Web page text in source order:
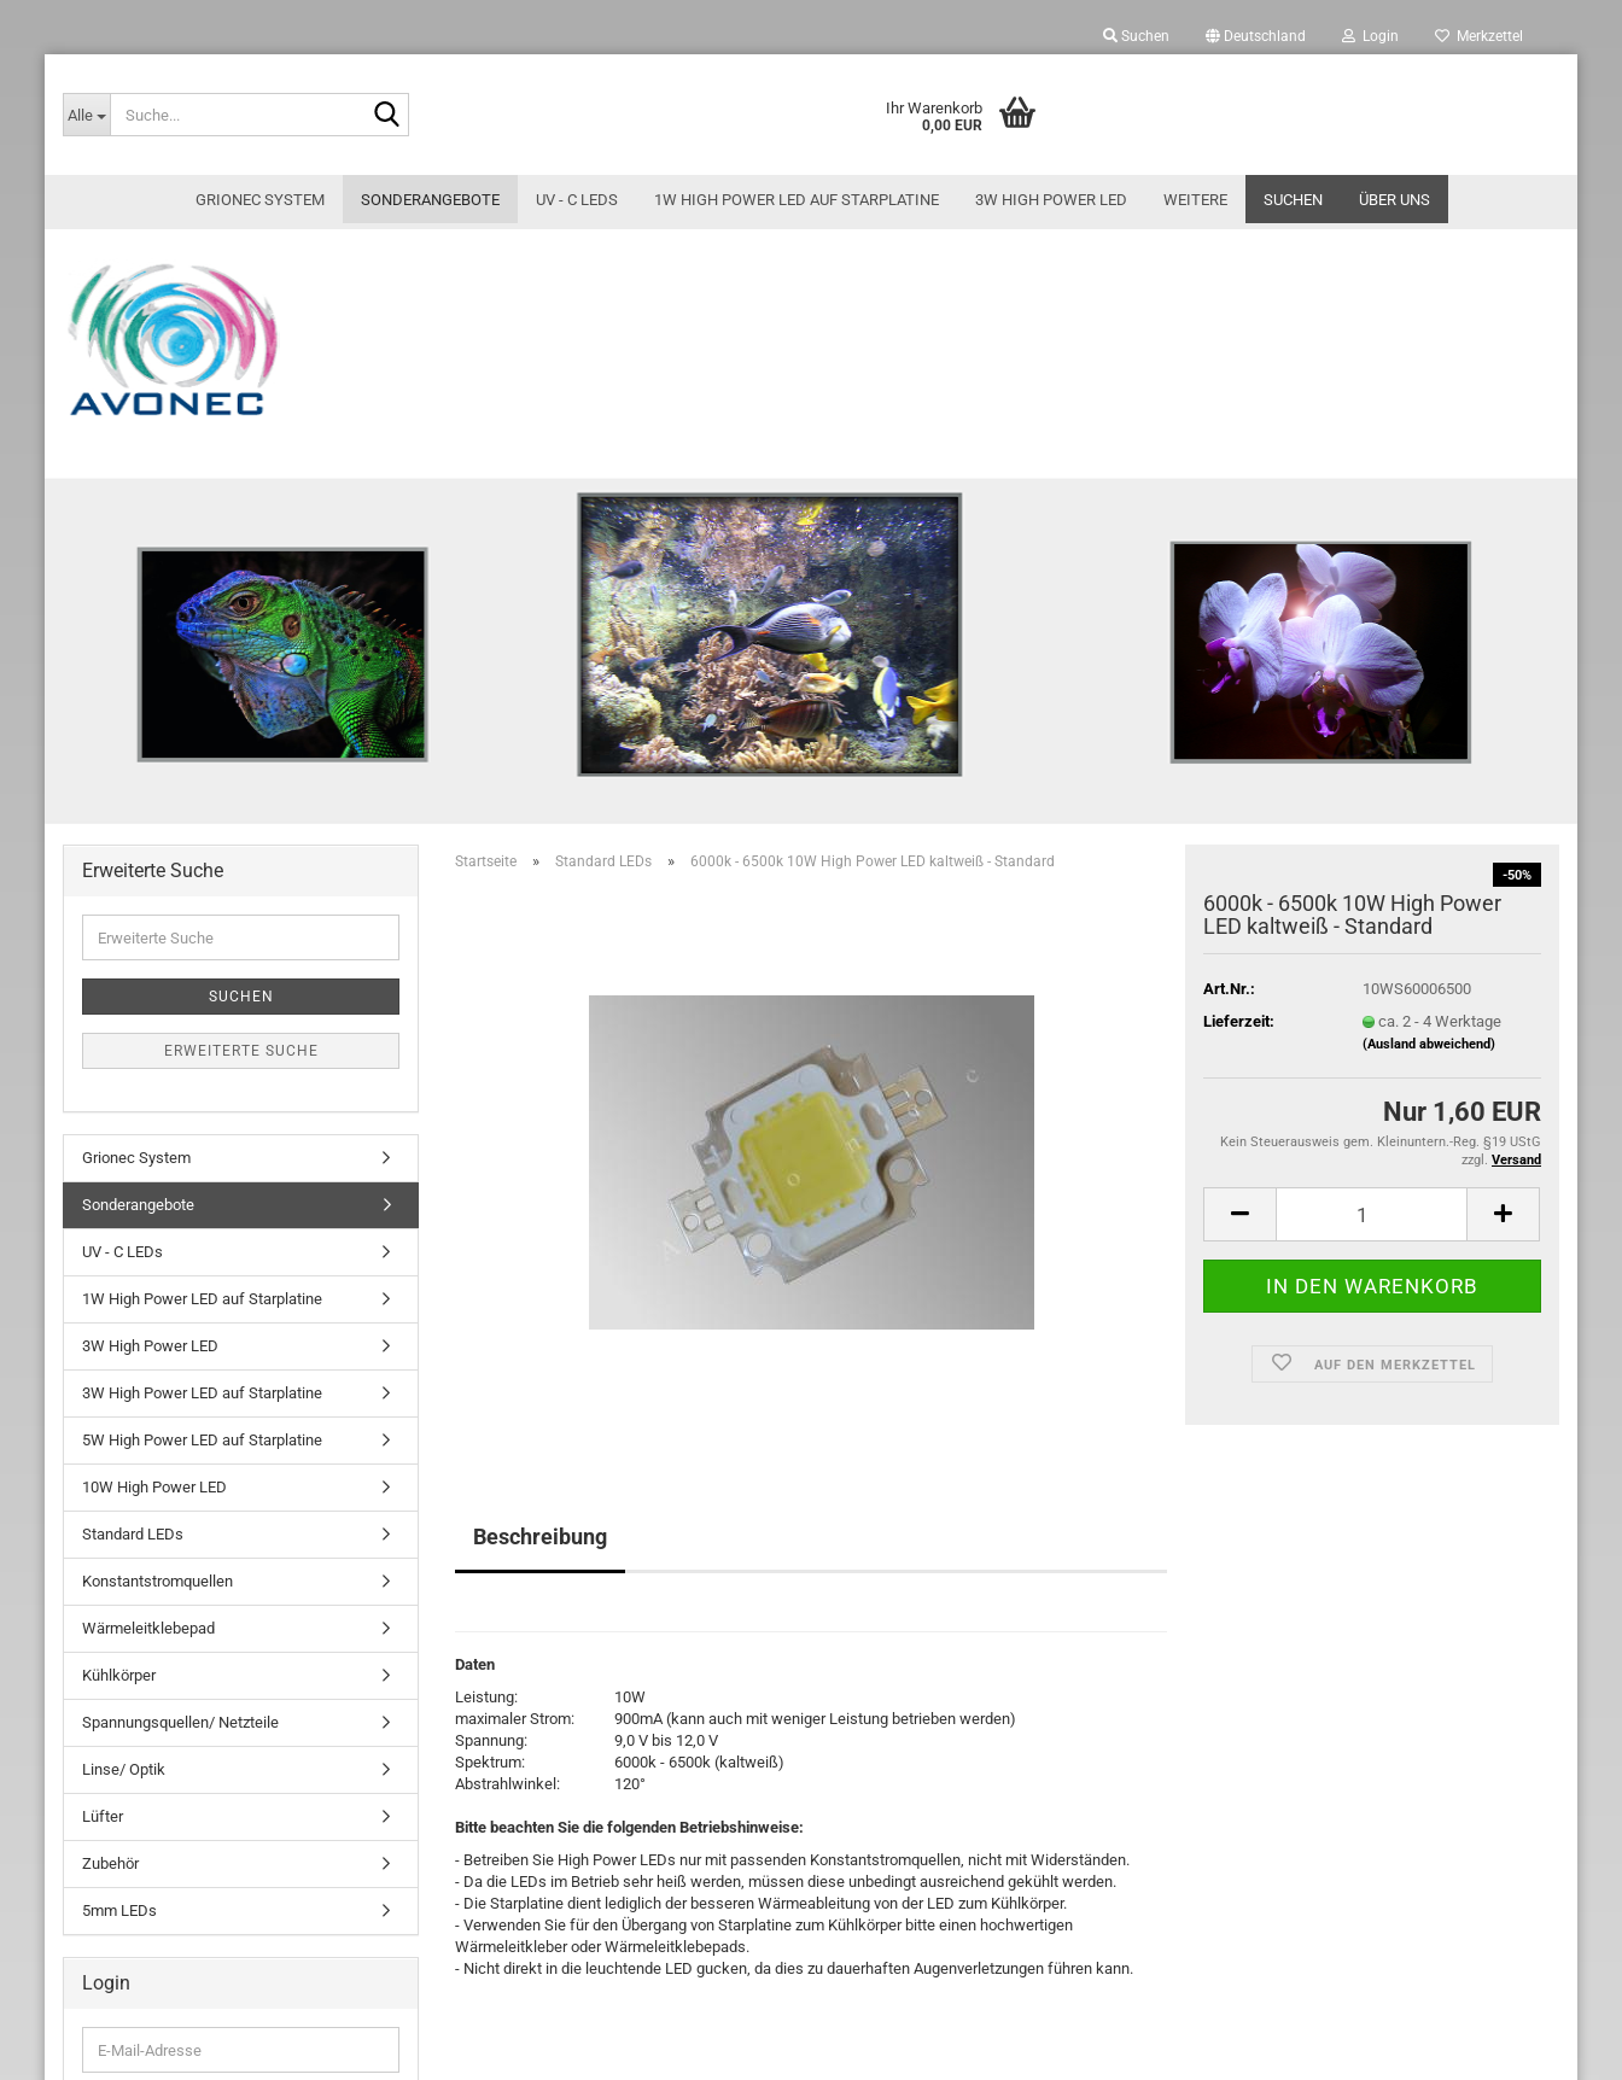
Suchen Deutschland Login Merkzettel
Alle Ihr Warenkorb
0,00 EUR
GRIONEC SYSTEM SONDERANGEBOTE UV - C LEDS 1W HIGH POWER LED AUF STARPLATINE 3W HIGH POWER LED SUCHEN ÜBER UNS
WEITERE
Startseite » Standard LEDs » 6000k - 6500k 10W High Power LED kaltweiß - Standard
-50%
6000k - 6500k 10W High Power
LED kaltweiß - Standard
Art.Nr.:
10WS60006500
Lieferzeit:
ca. 2 - 4 Werktage
(Ausland abweichend)
Nur 1,60 EUR
Kein Steuerausweis gem. Kleinuntern.-Reg. §19 UStG
zzgl. Versand
AUF DEN MERKZETTEL
Beschreibung
Daten
Leistung:
10W
maximaler Strom:
900mA (kann auch mit weniger Leistung betrieben werden)
Spannung:
9,0 V bis 12,0 V
Spektrum:
6000k - 6500k (kaltweiß)
Abstrahlwinkel: 120°
Bitte beachten Sie die folgenden Betriebshinweise:
- Betreiben Sie High Power LEDs nur mit passenden Konstantstromquellen, nicht mit Widerständen.
- Da die LEDs im Betrieb sehr heiß werden, müssen diese unbedingt ausreichend gekühlt werden.
- Die Starplatine dient lediglich der besseren Wärmeableitung von der LED zum Kühlkörper.
- Verwenden Sie für den Übergang von Starplatine zum Kühlkörper bitte einen hochwertigen
Wärmeleitkleber oder Wärmeleitklebepads.
- Nicht direkt in die leuchtende LED gucken, da dies zu dauerhaften Augenverletzungen führen kann.
Erweiterte Suche
Suche
SUCHEN
ERWEITERTE SUCHE
Grionec System
Sonderangebote
UV - C LEDs
1W High Power LED auf Starplatine
3W High Power LED
3W High Power LED auf Starplatine
5W High Power LED auf Starplatine
10W High Power LED
Standard LEDs
Konstantstromquellen
Wärmeleitklebepad
Kühlkörper
Spannungsquellen/ Netzteile
Linse/ Optik
Lüfter
Zubehör
5mm LEDs
Login
E-
Mail-